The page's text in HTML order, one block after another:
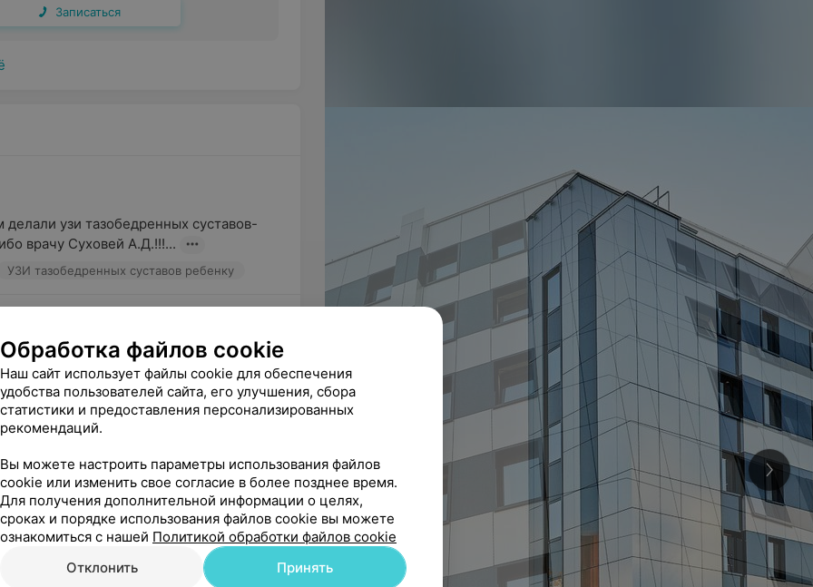
Записаться
узи тазобедренных суставов-
врачу Суховей А.Д.!!!...
УЗИ тазобедренных суставов ребенку
от Бога и настоящий профессионал!
нашей дочери Борисеви...
иммунолога Рубан Анну
доктор. Помогла разо...
Обработка файлов cookie
Наш сайт использует файлы cookie для обеспечения
удобства пользователей сайта, его улучшения, сбора
статистики и предоставления персонализированных
рекомендаций.
Вы можете настроить параметры использования файлов
cookie или изменить свое согласие в более позднее время.
Для получения дополнительной информации о целях,
сроках и порядке использования файлов cookie вы можете
ознакомиться с нашей Политикой обработки файлов cookie
Отклонить
Принять